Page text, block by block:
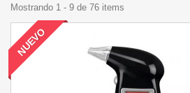
Mostrando 1 - 9 de 76 items
NUEVO